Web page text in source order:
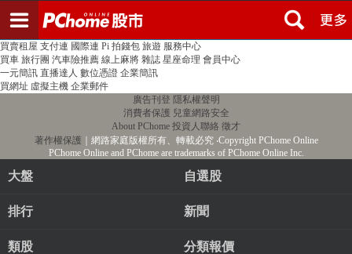
PChome首頁 線上購物 24h購物 書店
買賣租屋 支付連 國際連 Pi 拍錢包 旅遊 服務中心
買車 旅行團 汽車險推薦 線上麻將 雜誌 星座命理 會員中心
一元簡訊 直播達人 數位憑證 企業簡訊
買網址 虛擬主機 企業郵件
廣告刊登 隱私權聲明
消費者保護 兒童網路安全
About PChome 投資人聯絡 徵才
著作權保護 ｜網路家庭版權所有、轉載必究‧Copyright PChome Online
PChome Online and PChome are trademarks of PChome Online Inc.
大盤 自選股
排行 新聞
類股 分類報價